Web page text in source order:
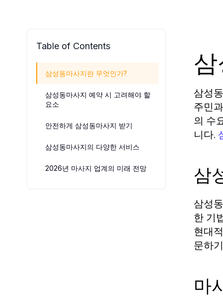
Table of Contents
삼성동마사지란 무엇인가?
삼성동마사지 예약 시 고려해야 할
요소
안전하게 삼성동마사지 받기
삼성동마사지의 다양한 서비스
2026년 마사지 업계의 미래 전망
삼성
주민
의 수
니다.
삼
삼성
한 기
현대
문하
마